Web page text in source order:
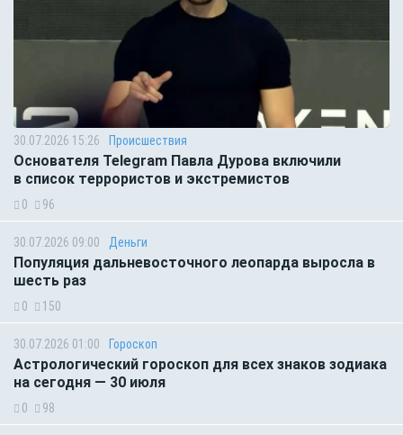
30.07.2026 15:26 Происшествия
Основателя Telegram Павла Дурова включили
в список террористов и экстремистов
0 96
30.07.2026 09:00 Деньги
Популяция дальневосточного леопарда выросла в
шесть раз
0 150
30.07.2026 01:00 Гороскоп
Астрологический гороскоп для всех знаков зодиака
на сегодня — 30 июля
0 98